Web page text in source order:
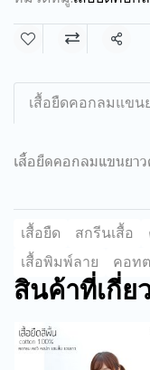
แชร์
เสื้อยืดคอกลมแขน
เสื้อยืดคอกลมแขนยา
เสื้อยืด สกรีนเสื้อ
เสื้อพิมพ์ลาย
คอท
สินค้าที่เกี่ย